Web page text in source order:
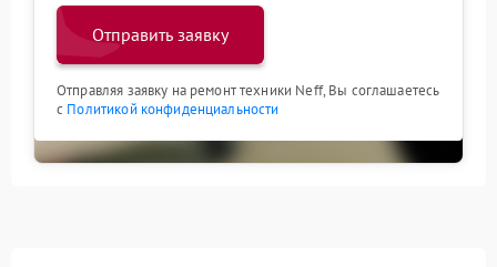
Отправить заявку
Отправляя заявку на ремонт техники Neff, Вы соглашаетесь
с Политикой конфиденциальности